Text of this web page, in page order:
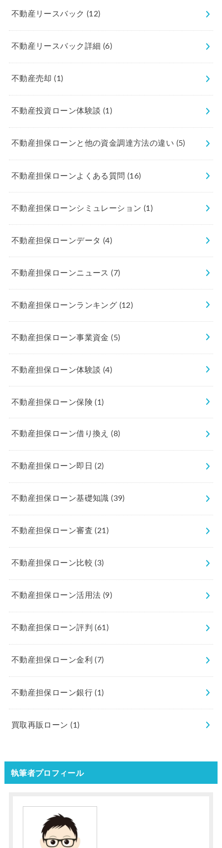
不動産リースバック (12)
不動産リースバック詳細 (6)
不動産売却(1)
不動産投資ローン体験談 (1)
不動産担保ローンと他の資金調達方法の違い (5)
不動産担保ローンよくある質問(16)
不動産担保ローンシミュレーション (1)
不動産担保ローンデータ (4)
不動産担保ローンニュース(7)
不動産担保ローンランキング (12)
不動産担保ローン事業資金(5)
不動産担保ローン体験談 (4)
不動産担保ローン保険(1)
不動産担保ローン借り換え(8)
不動産担保ローン即日(2)
不動産担保ローン基礎知識(39)
不動産担保ローン審査(21)
不動産担保ローン比較(3)
不動産担保ローン活用法 (9)
不動産担保ローン評判(61)
不動産担保ローン金利(7)
不動産担保ローン銀行(1)
買取再販ローン(1)
執筆者プロフィール